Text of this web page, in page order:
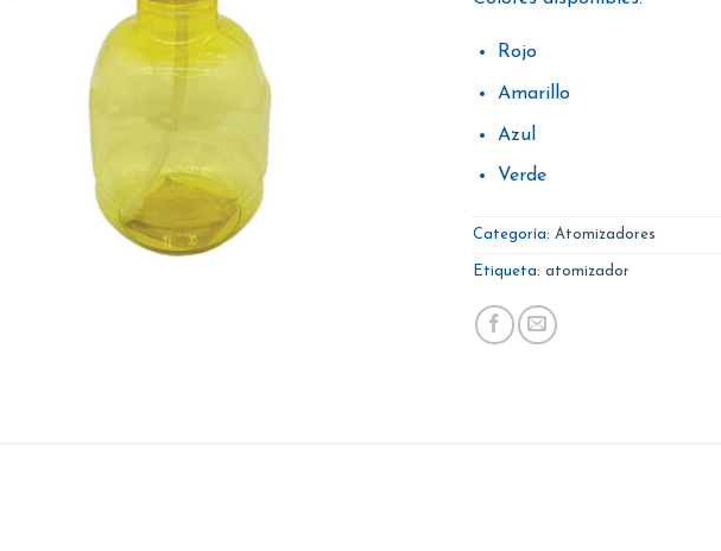
Rojo
Amarillo
Azul
Verde
Categoría: Atomizadores
Etiqueta: atomizador